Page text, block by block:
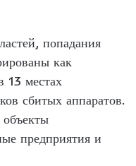
попадания
как
13 местах
сбитых аппаратов.
объекты
предприятия и